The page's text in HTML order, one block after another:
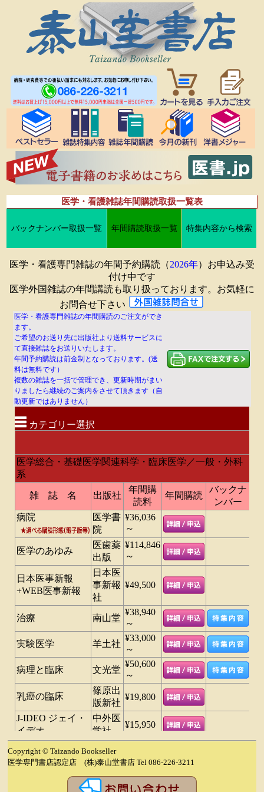
医学・看護雑誌年間購読取扱一覧表
バックナンバー取扱一覧 年間購読取扱一覧 特集内容から検索
医学・看護専門雑誌の年間予約購読（2026年）お申込み受
付け中です
医学外国雑誌の年間講読も取り扱っております。お気軽に
お問合せ下さい
医学・看護専門雑誌の年間購読のご注文ができ
ます。
ご希望のお送り先に出版社より送料サービスに
て直接雑誌をお送りいたします。
年間予約購読は前金制となっております。(送
料は無料です）
複数の雑誌を一括で管理でき、更新時期がまい
りましたら継続のご案内をさせて頂きます（自
動更新ではありません）
Copyright © Taizando Bookseller
医学専門書店認定店 (株)泰山堂書店 Tel 086-226-3211